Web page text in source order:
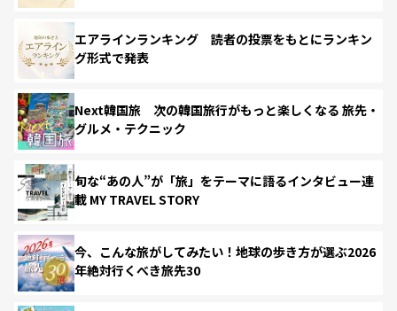
エアラインランキング 読者の投票をもとにランキン
グ形式で発表
Next韓国旅 次の韓国旅行がもっと楽しくなる 旅先・
グルメ・テクニック
旬な“あの人”が「旅」をテーマに語るインタビュー連
載 MY TRAVEL STORY
今、こんな旅がしてみたい！地球の歩き方が選ぶ2026
年絶対行くべき旅先30